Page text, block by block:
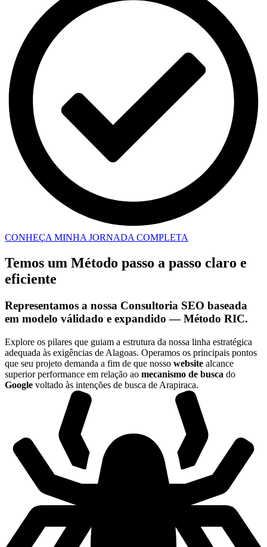
CONHEÇA MINHA JORNADA COMPLETA
Temos um Método passo a passo claro e
eficiente
Representamos a nossa Consultoria SEO baseada
em modelo válidado e expandido —Método RIC.
Explore os pilares que guiam a estrutura da nossa linha estratégica
adequada às exigências de Alagoas. Operamos os principais pontos
que seu projeto demanda a fim de que nosso website alcance
superior performance em relação ao mecanismo de busca do
Google voltado às intenções de busca de Arapiraca.